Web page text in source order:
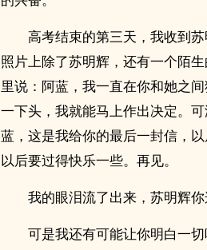
高考结束的第三天，我收到
照片上除了苏明辉，还有一个陌
里说：阿蓝，我一直在你和她之
一下头，我就能马上作出决定。
蓝，这是我给你的最后一封信，
以后要过得快乐一些。再见。
我的眼泪流了出来，苏明辉
可是我还有可能让你明白一